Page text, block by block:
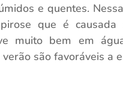
e quentes.
que é
muito bem em
são favoráveis a